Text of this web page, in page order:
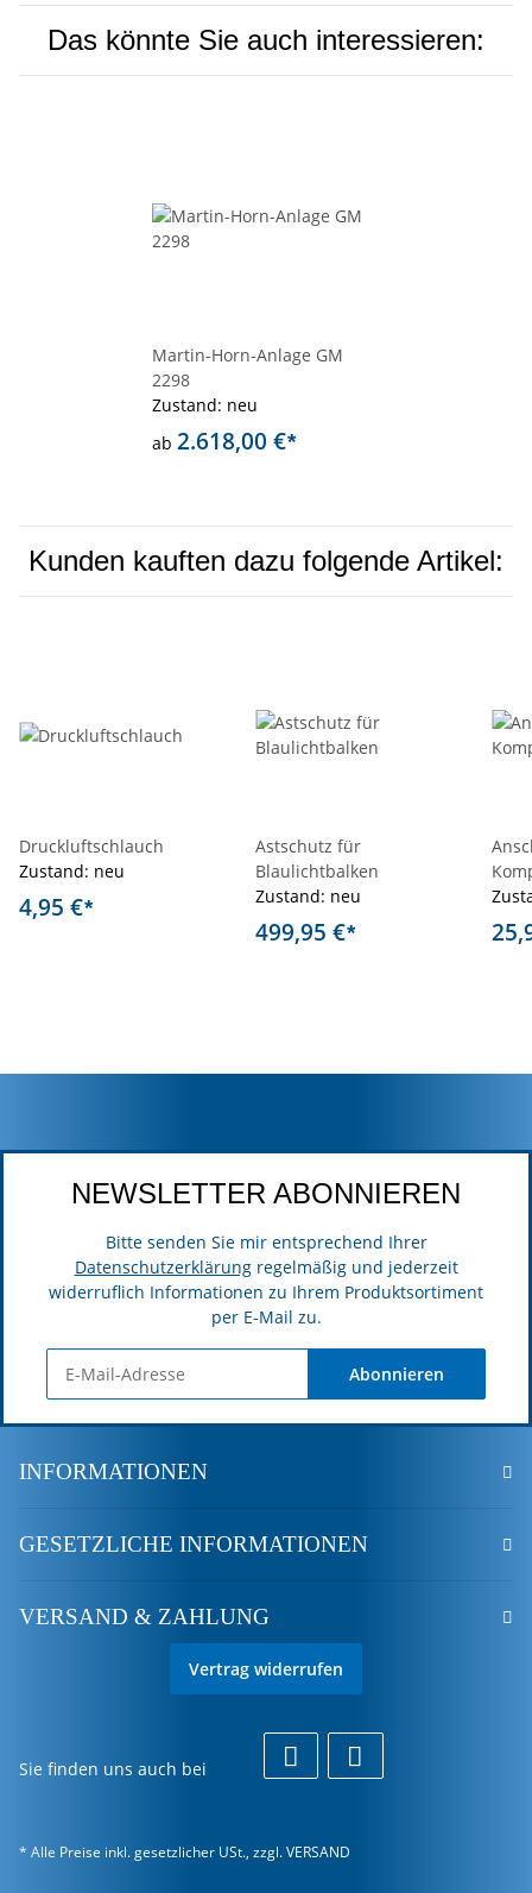
Das könnte Sie auch interessieren:
Martin-Horn-Anlage GM
2298
Zustand: neu
ab 2.618,00 €*
Kunden kauften dazu folgende Artikel:
Druckluftschlauch
Zustand: neu
4,95 €*
Astschutz für
Blaulichtbalken
Zustand: neu
499,95 €*
NEWSLETTER ABONNIEREN
Bitte senden Sie mir entsprechend Ihrer
Datenschutzerklärungregelmäßig und jederzeit
widerruflich Informationen zu Ihrem Produktsortiment
per E-Mail zu.
Abonnieren
INFORMATIONEN
GESETZLICHE INFORMATIONEN
VERSAND & ZAHLUNG
Vertrag widerrufen
Sie finden uns auch bei
* Alle Preise inkl. gesetzlicher USt., zzgl.VERSAND